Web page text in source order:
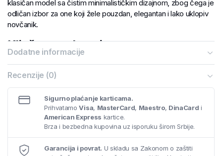
klasičan model sa čistim minimalističkim dizajnom, zbog čega je
odličan izbor za one koji žele pouzdan, elegantan i lako uklopiv
novčanik.
Ključne prednosti
Kvalitetna italijanska koža
potrebe
Dimenzije: 9 × 11 cm
Neograničena garancija
minimalistički izgled i kvalitet ručne izrade, modelNV216-11
Dodatne informacije
Recenzije (0)
Sigurno plaćanje karticama.
PrihvatamoVisa, MasterCard, Maestro, DinaCard i
American Express kartice.
Brza i bezbedna kupovina uz isporuku širom Srbije.
Garancija i povrat. U skladu sa Zakonom o zaštiti